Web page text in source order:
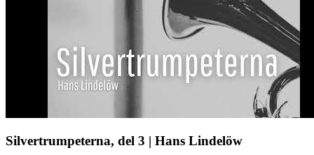
Silvertrumpeterna, del 3 | Hans Lindelöw